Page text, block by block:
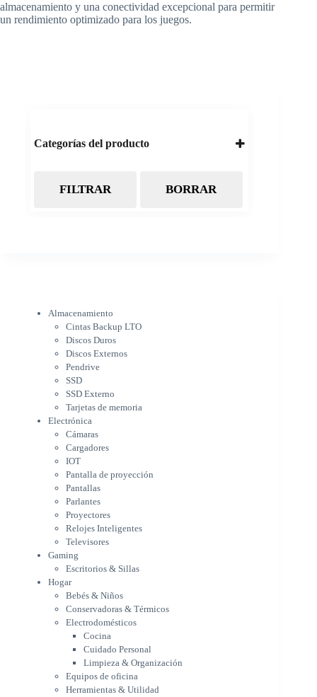
almacenamiento y una conectividad excepcional para permitir
un rendimiento optimizado para los juegos.
Categorías del producto
Almacenamiento
Cámaras
Cargadores
IOT
Pantalla de proyección
Pantallas
Proyectores
Relojes Inteligentes
Televisores
Gaming
Escritorios & Sillas
Hogar
Bebés & Niños
Conservadoras & Térmicos
Electrodomésticos
Cocina
Cuidado Personal
Limpieza & Organización
Equipos de oficina
Herramientas & Utilidad
Impresoras
A chorro
Etiqueta & Ticket
Formato Ancho & Plotters
Matriciales
Multifuncional a Tinta
FILTRAR BORRAR
Almacenamiento
Cintas Backup LTO
Discos Duros
Discos Externos
Pendrive
SSD
SSD Externo
Tarjetas de memoria
Electrónica
Cámaras
Cargadores
IOT
Pantalla de proyección
Pantallas
Parlantes
Proyectores
Relojes Inteligentes
Televisores
Gaming
Escritorios & Sillas
Hogar
Bebés & Niños
Conservadoras & Térmicos
Electrodomésticos
Cocina
Cuidado Personal
Limpieza & Organización
Equipos de oficina
Herramientas & Utilidad